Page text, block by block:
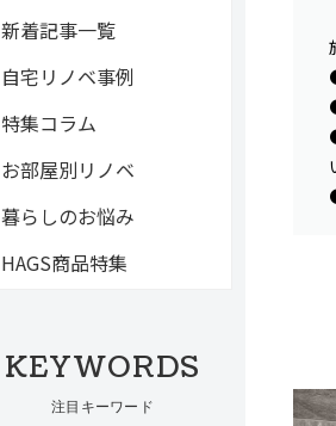
新着記事一覧
自宅リノベ事例
特集コラム
お部屋別リノベ
暮らしのお悩み
HAGS商品特集
KEYWORDS
注目キーワード